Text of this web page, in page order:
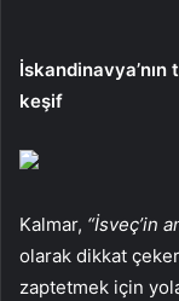
keşif
Kalmar, “İsveç’in
olarak dikkat
zaptetmek için